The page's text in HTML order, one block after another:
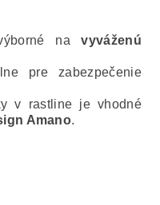
navyváženú
pre zabezpečenie
v rastline je vhodné
Amano.